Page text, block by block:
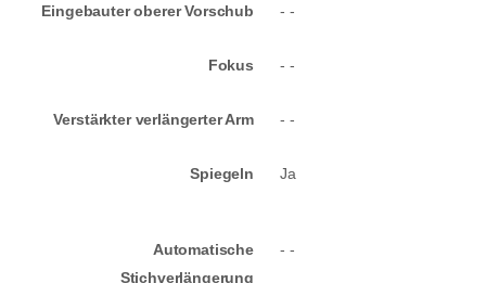
Eingebauter oberer Vorschub - -
Fokus - -
Verstärkter verlängerter Arm - -
Spiegeln Ja
Automatische
Stichverlängerung
- -